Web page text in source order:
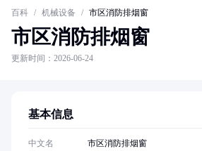
百科 / 机械设备 / 市区消防排烟窗
市区消防排烟窗
更新时间：2026-06-24
基本信息
中文名
市区消防排烟窗